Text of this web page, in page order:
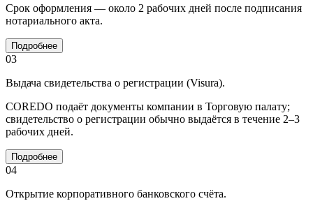
Срок оформления — около 2 рабочих дней после подписания
нотариального акта.
Подробнее
03
Выдача свидетельства о регистрации (Visura).
COREDO подаёт документы компании в Торговую палату;
свидетельство о регистрации обычно выдаётся в течение 2–3
рабочих дней.
Подробнее
04
Открытие корпоративного банковского счёта.